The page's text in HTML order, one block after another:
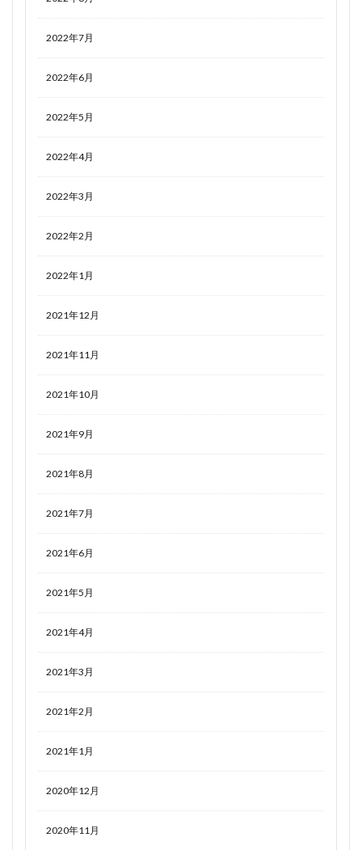
2022年7月
2022年6月
2022年5月
2022年4月
2022年3月
2022年2月
2022年1月
2021年12月
2021年11月
2021年10月
2021年9月
2021年8月
2021年7月
2021年6月
2021年5月
2021年4月
2021年3月
2021年2月
2021年1月
2020年12月
2020年11月